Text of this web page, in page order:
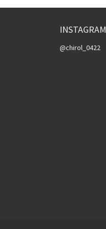
INSTAGRAM
@chirol_0422